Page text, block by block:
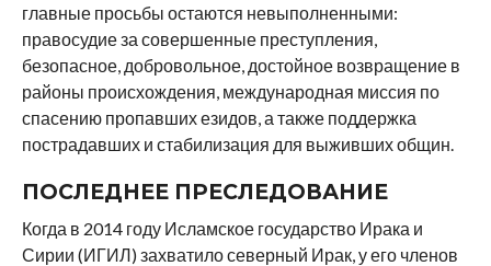
главные просьбы остаются невыполненными:
правосудие за совершенные преступления,
безопасное, добровольное, достойное возвращение в
районы происхождения, международная миссия по
спасению пропавших езидов, а также поддержка
пострадавших и стабилизация для выживших общин.
ПОСЛЕДНЕЕ ПРЕСЛЕДОВАНИЕ
Когда в 2014 году Исламское государство Ирака и
Сирии (ИГИЛ) захватило северный Ирак, у его членов